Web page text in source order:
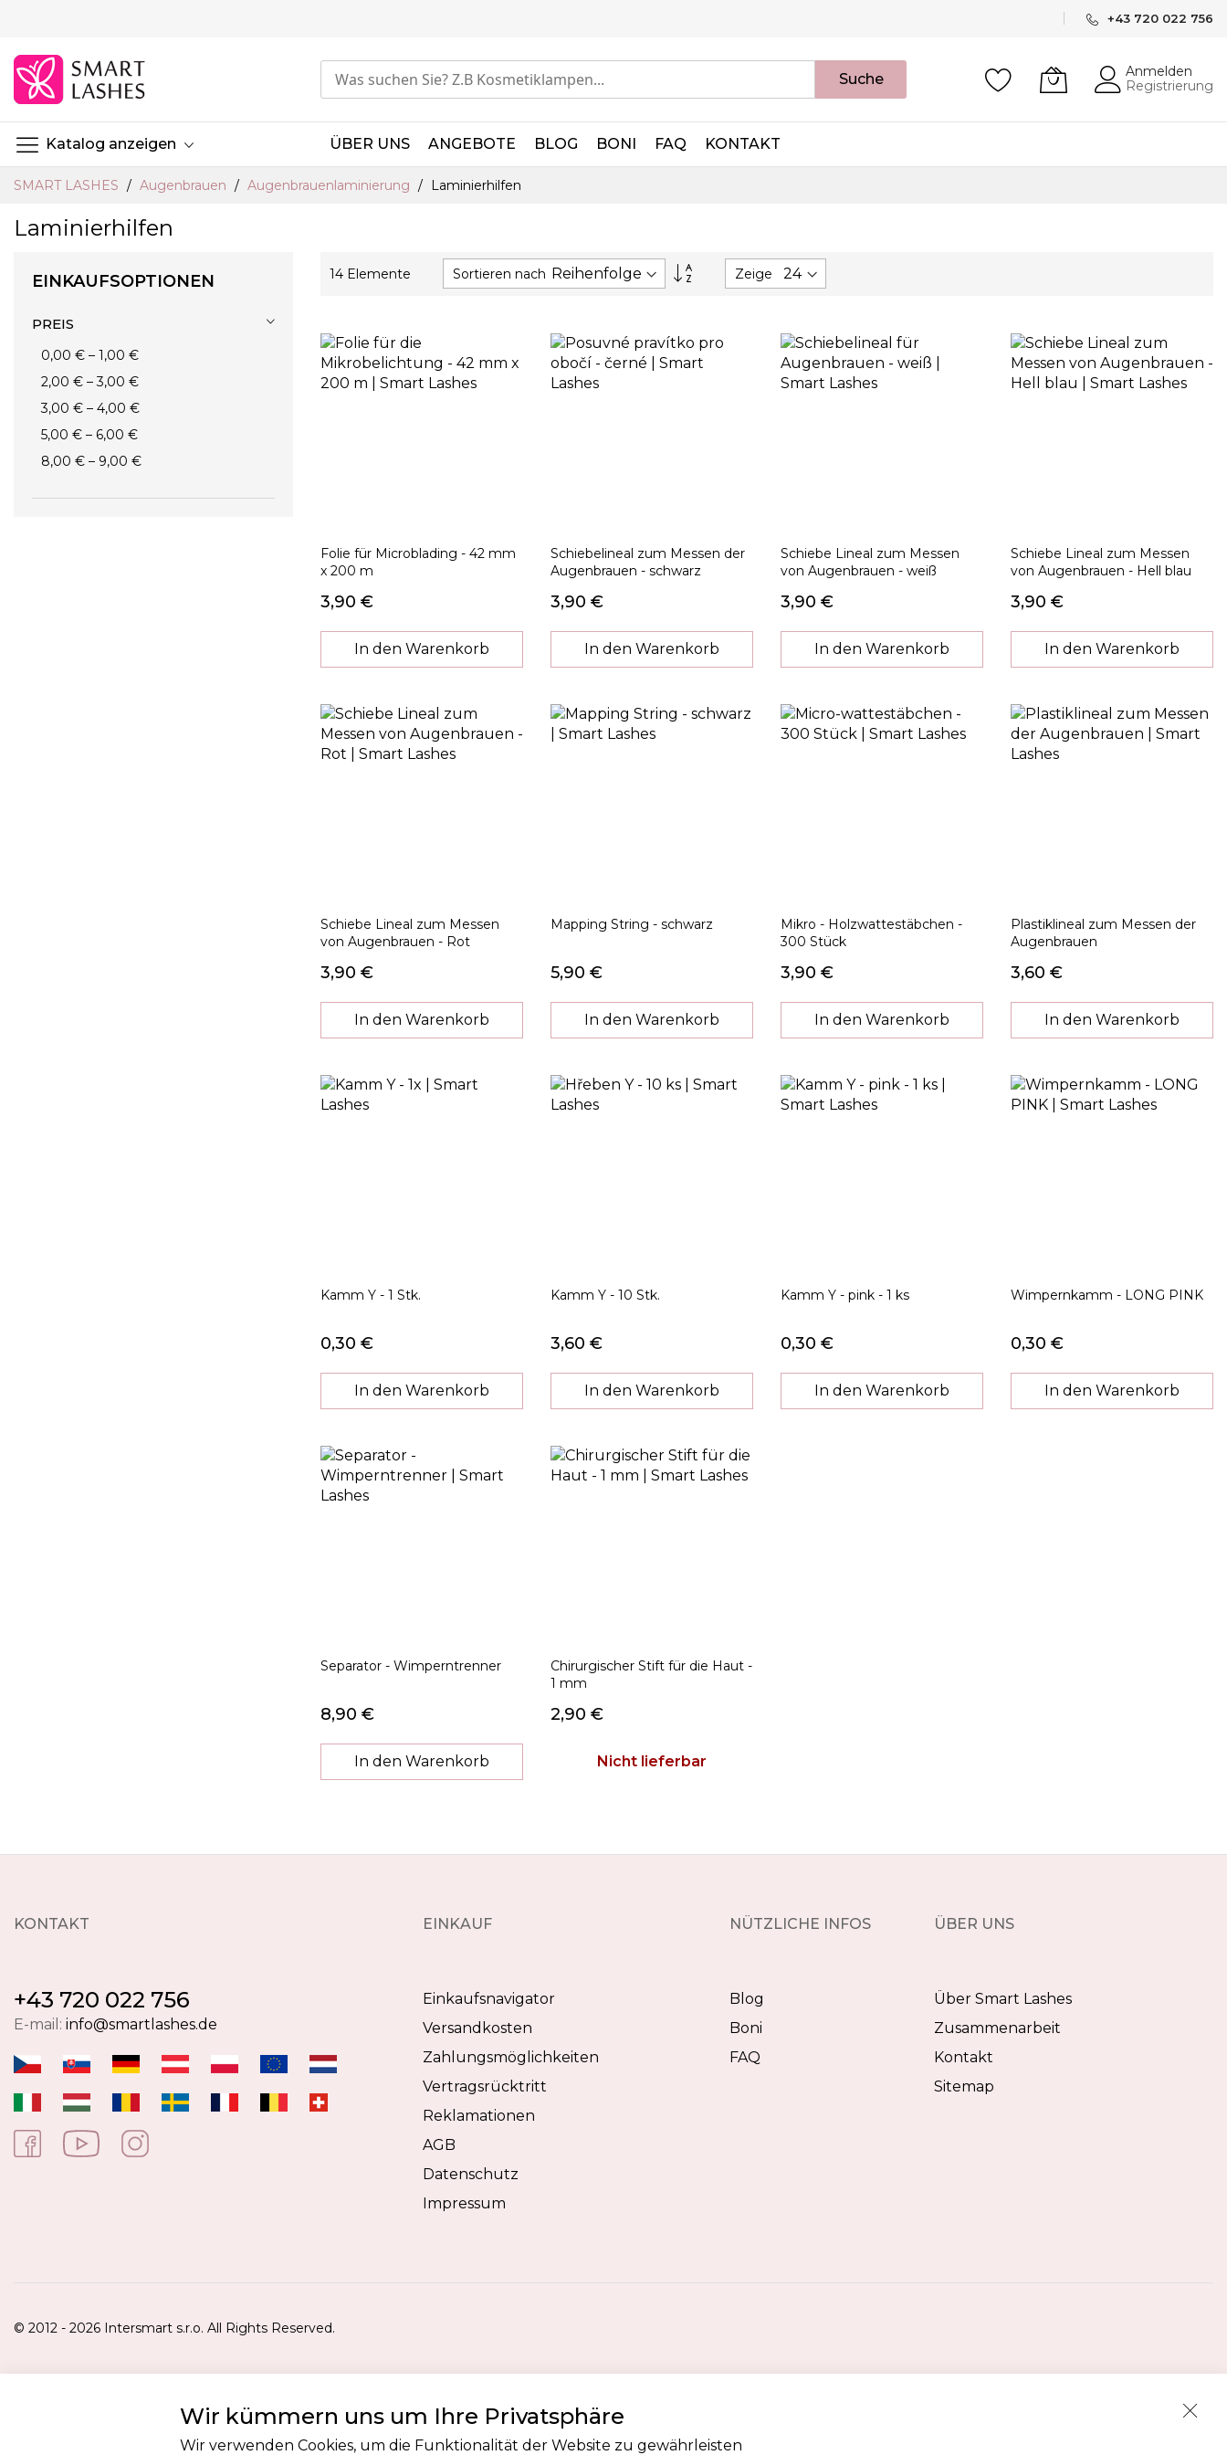
+43 720 022 756
Katalog anzeigen
Suche
Anmelden
Registrierung
ÜBER UNS ANGEBOTE BLOG BONI FAQ KONTAKT
SMART LASHES Augenbrauen Augenbrauenlaminierung Laminierhilfen
Laminierhilfen
14 Elemente Sortieren nach
Absteigend
sortieren
Zeige
Folie für Microblading - 42 mm
x 200 m
3,90 €
In den Warenkorb
Schiebelineal zum Messen der
Augenbrauen - schwarz
3,90 €
In den Warenkorb
Schiebe Lineal zum Messen
von Augenbrauen - weiß
3,90 €
In den Warenkorb
Schiebe Lineal zum Messen
von Augenbrauen - Hell blau
3,90 €
In den Warenkorb
Schiebe Lineal zum Messen
von Augenbrauen - Rot
3,90 €
In den Warenkorb
Mapping String - schwarz
5,90 €
In den Warenkorb
Mikro - Holzwattestäbchen -
300 Stück
3,90 €
In den Warenkorb
Plastiklineal zum Messen der
Augenbrauen
3,60 €
In den Warenkorb
Kamm Y - 1 Stk.
0,30 €
In den Warenkorb
Kamm Y - 10 Stk.
3,60 €
In den Warenkorb
Kamm Y - pink - 1 ks
0,30 €
In den Warenkorb
Wimpernkamm - LONG PINK
0,30 €
In den Warenkorb
Separator - Wimperntrenner
8,90 €
In den Warenkorb
Chirurgischer Stift für die Haut -
1 mm
2,90 €
Nicht lieferbar
EINKAUFSOPTIONEN
PREIS
0,00 € – 1,00 €
2,00 € –3,00 €
3,00 € – 4,00 €
5,00 € – 6,00 €
8,00 € – 9,00 €
KONTAKT
+43 720 022 756
E-mail: info@smartlashes.de
EINKAUF
Einkaufsnavigator
Versandkosten
Zahlungsmöglichkeiten
Vertragsrücktritt
Reklamationen
AGB
Datenschutz
Impressum
NÜTZLICHE INFOS
Blog
Boni
FAQ
ÜBER UNS
Über Smart Lashes
Zusammenarbeit
Kontakt
Sitemap
© 2012 - 2026 Intersmart s.r.o. All Rights Reserved.
Wir kümmern uns um Ihre Privatsphäre
Wir verwenden Cookies, um die Funktionalität der Website zu gewährleisten